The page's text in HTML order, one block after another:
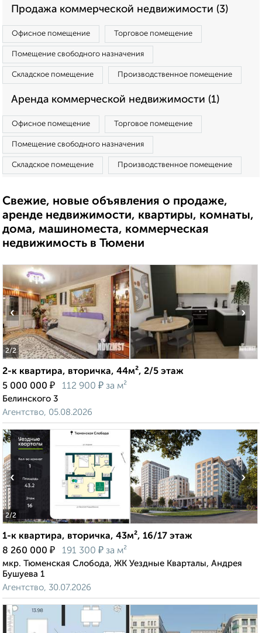
Продажа коммерческой недвижимости (3)
Офисное помещение Торговое помещение
Помещение свободного назначения
Складское помещение Производственное помещение
Аренда коммерческой недвижимости (1)
Офисное помещение Торговое помещение
Помещение свободного назначения
Складское помещение Производственное помещение
Свежие, новые объявления о продаже,
аренде недвижимости, квартиры, комнаты,
дома, машиноместа, коммерческая
недвижимость в Тюмени
2/2
‹ ›
2-к квартира, вторичка, 44м², 2/5 этаж
5 000 000 ₽ 112 900 ₽ за м²
Белинского 3
Агентство, 05.08.2026
2/2
‹ ›
1-к квартира, вторичка, 43м², 16/17 этаж
8 260 000 ₽ 191 300 ₽ за м²
мкр. Тюменская Слобода, ЖК Уездные Кварталы, Андрея
Бушуева 1
Агентство, 30.07.2026